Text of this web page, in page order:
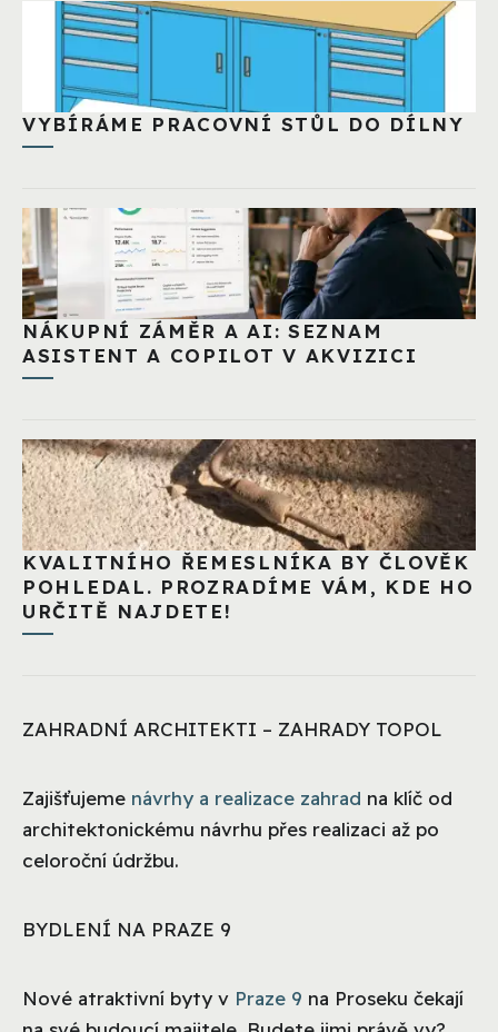
VYBÍRÁME PRACOVNÍ STŮL DO DÍLNY
NÁKUPNÍ ZÁMĚR A AI: SEZNAM
ASISTENT A COPILOT V AKVIZICI
KVALITNÍHO ŘEMESLNÍKA BY ČLOVĚK
POHLEDAL. PROZRADÍME VÁM, KDE HO
URČITĚ NAJDETE!
ZAHRADNÍ ARCHITEKTI – ZAHRADY TOPOL
Zajišťujeme návrhy a realizace zahrad na klíč od
architektonickému návrhu přes realizaci až po
celoroční údržbu.
BYDLENÍ NA PRAZE 9
Nové atraktivní byty v Praze 9 na Proseku čekají